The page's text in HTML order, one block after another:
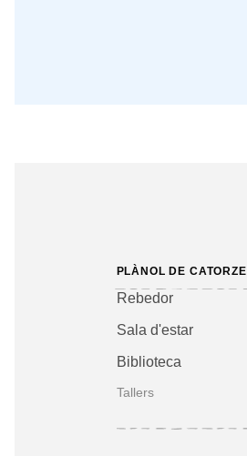
PLÀNOL DE CATORZE
Rebedor
Sala d'estar
Biblioteca
Tallers